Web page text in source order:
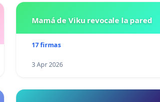
Mamá de Viku revocale la pared
17 firmas
3 Apr 2026